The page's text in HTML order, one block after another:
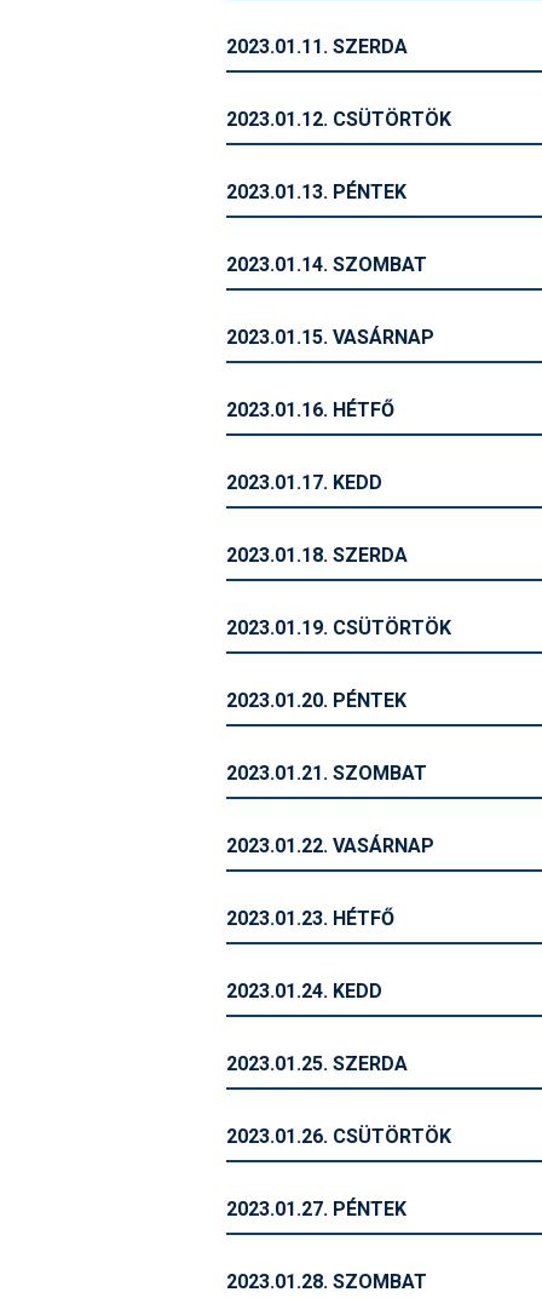
2023.01.11. SZERDA
2023.01.12. CSÜTÖRTÖK
2023.01.13. PÉNTEK
2023.01.14. SZOMBAT
2023.01.15. VASÁRNAP
2023.01.16. HÉTFŐ
2023.01.17. KEDD
2023.01.18. SZERDA
2023.01.19. CSÜTÖRTÖK
2023.01.20. PÉNTEK
2023.01.21. SZOMBAT
2023.01.22. VASÁRNAP
2023.01.23. HÉTFŐ
2023.01.24. KEDD
2023.01.25. SZERDA
2023.01.26. CSÜTÖRTÖK
2023.01.27. PÉNTEK
2023.01.28. SZOMBAT